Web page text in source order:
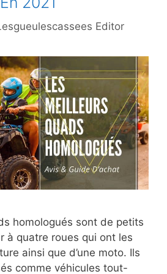
Editor
homologués sont de petits
à quatre roues qui ont les
ainsi que d’une moto. Ils
comme véhicules tout-